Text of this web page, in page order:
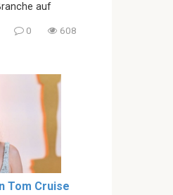
auf
0 608
Tom Cruise